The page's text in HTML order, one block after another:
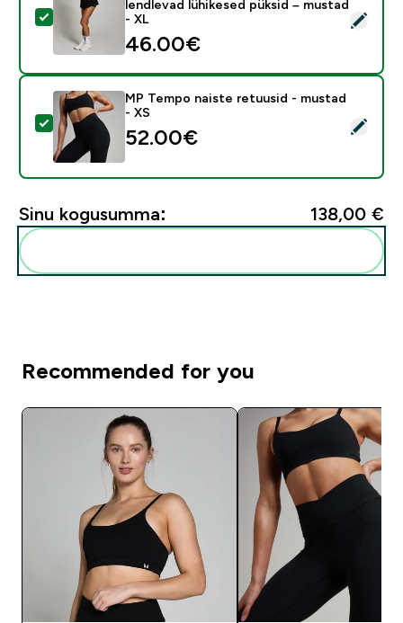
Vali see toode - MP Tempo sarja naiste kaks-ühes
lendlevad lühikesed püksid – mustad
- XL
46.00€‎
Vali see toode - MP Tempo naiste retuusid - mustad -
MP Tempo naiste retuusid - mustad
- XS
52.00€‎
Sinu kogusumma: 138,00 €‎
Recommended for you